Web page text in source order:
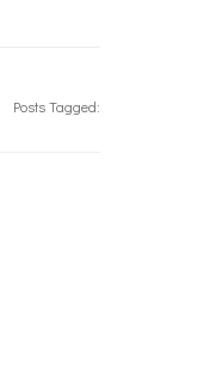
Posts Tagged: